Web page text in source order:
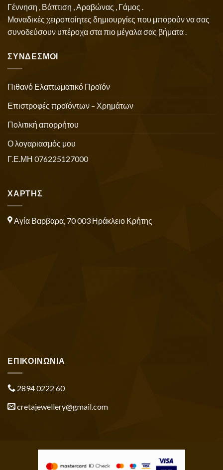
Γέννηση , Βάπτιση , Αραβώνας , Γάμος .
Μοναδικές χειροποίητες δημιουργίες που μπορούν να σας
συνοδεύσουν υπέροχα στα πιο μέγαλα σας βήματα .
ΣΥΝΔΕΣΜΟΙ
Πιθανό Ελαττωματικό Προϊόν
Επιστροφές προϊόντων – Χρημάτων
Πολιτική απορρήτου
Ο λογαριασμός μου
Γ.Ε.ΜΗ 076225127000
ΧΑΡΤΗΣ
Αγία Βαρβαρα, 70 003 Ηράκλειο Κρήτης
ΕΠΙΚΟΙΝΩΝΙΑ
2894 0222 60
cretajewellery@gmail.com